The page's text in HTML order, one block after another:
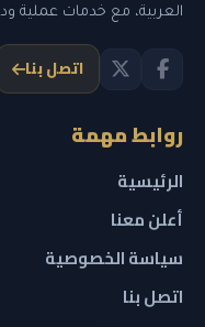
العربية، مع خدمات عملية
اتصل بنا
روابط مهمة
الرئيسية
أعلن معنا
سياسة الخصوصية
اتصل بنا